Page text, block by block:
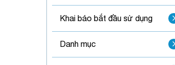
Khai báo bắt đầu sử dụng
Danh mục